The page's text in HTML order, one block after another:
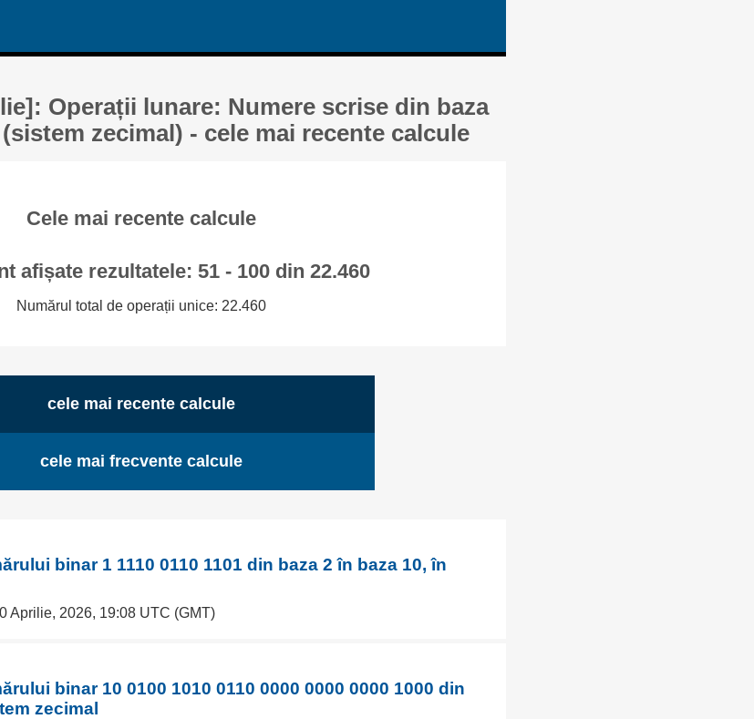
Operații lunare: Numere scrise din baza
zecimal) - cele mai recente calcule
Cele mai recente calcule
afișate rezultatele: 51 - 100 din 22.460
Numărul total de operații unice: 22.460
cele mai recente calcule
cele mai frecvente calcule
binar 1 1110 0110 1101 din baza 2 în baza 10, în
Aprilie, 2026, 19:08 UTC (GMT)
binar 10 0100 1010 0110 0000 0000 0000 1000 din
zecimal